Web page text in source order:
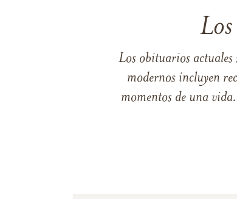
Los obituarios
modernos incluyen
momentos de una